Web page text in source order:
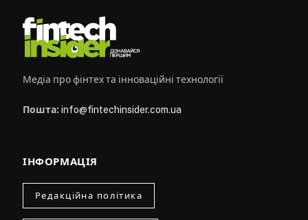
Медіа про фінтех та інноваційні технології
Пошта: info@fintechinsider.com.ua
ІНФОРМАЦІЯ
Редакційна політика